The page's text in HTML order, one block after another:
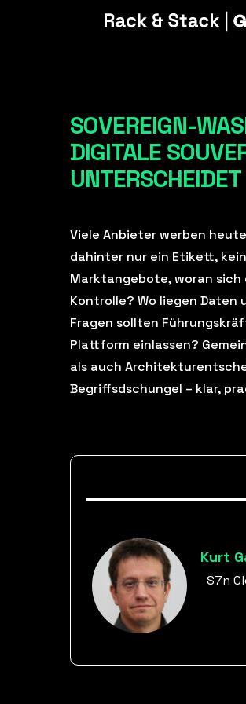
SOVEREIGN-
DIGITALE
UNTERSCHEIDET
Viele Anbieter werben
dahinter nur ein Etikett,
Marktangebote, woran
Kontrolle? Wo liegen Daten
Fragen sollten
Plattform einlassen?
als auch
Begriffsdschungel – klar,
Kurt
S7n